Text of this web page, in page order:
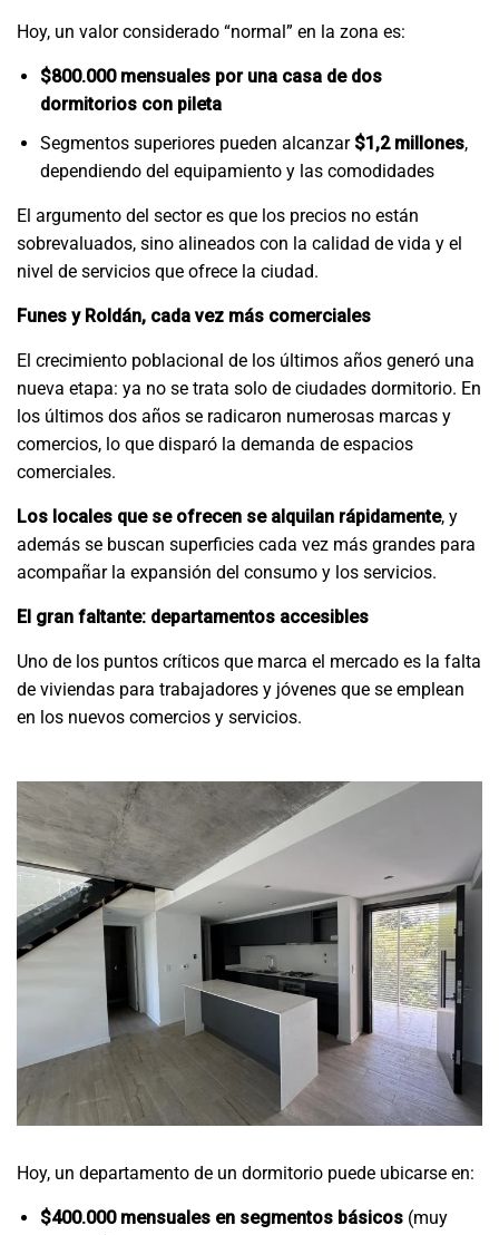
Hoy, un valor considerado “normal” en la zona es:
$800.000 mensuales por una casa de dos
dormitorios con pileta
Segmentos superiores pueden alcanzar $1,2 millones,
dependiendo del equipamiento y las comodidades
El argumento del sector es que los precios no están
sobrevaluados, sino alineados con la calidad de vida y el
nivel de servicios que ofrece la ciudad.
Funes y Roldán, cada vez más comerciales
El crecimiento poblacional de los últimos años generó una
nueva etapa: ya no se trata solo de ciudades dormitorio. En
los últimos dos años se radicaron numerosas marcas y
comercios, lo que disparó la demanda de espacios
comerciales.
Los locales que se ofrecen se alquilan rápidamente, y
además se buscan superficies cada vez más grandes para
acompañar la expansión del consumo y los servicios.
El gran faltante: departamentos accesibles
Uno de los puntos críticos que marca el mercado es la falta
de viviendas para trabajadores y jóvenes que se emplean
en los nuevos comercios y servicios.
Hoy, un departamento de un dormitorio puede ubicarse en:
$400.000 mensuales en segmentos básicos(muy